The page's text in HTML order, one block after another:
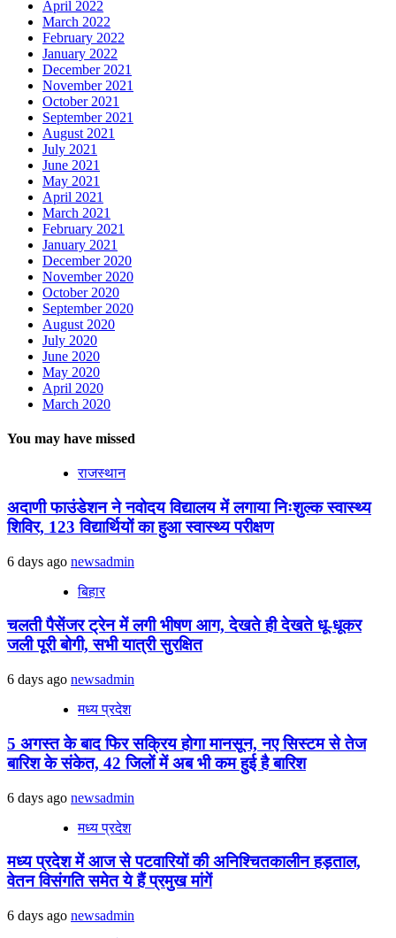
April 2022
March 2022
February 2022
January 2022
December 2021
November 2021
October 2021
September 2021
August 2021
July 2021
June 2021
May 2021
April 2021
March 2021
February 2021
January 2021
December 2020
November 2020
October 2020
September 2020
August 2020
July 2020
June 2020
May 2020
April 2020
March 2020
You may have missed
राजस्थान
अदाणी फाउंडेशन ने नवोदय विद्यालय में लगाया निःशुल्क स्वास्थ्य
शिविर, 123 विद्यार्थियों का हुआ स्वास्थ्य परीक्षण
6 days ago newsadmin
बिहार
चलती पैसेंजर ट्रेन में लगी भीषण आग, देखते ही देखते धू-धूकर
जली पूरी बोगी, सभी यात्री सुरक्षित
6 days ago newsadmin
मध्य प्रदेश
5 अगस्त के बाद फिर सक्रिय होगा मानसून, नए सिस्टम से तेज
बारिश के संकेत, 42 जिलों में अब भी कम हुई है बारिश
6 days ago newsadmin
मध्य प्रदेश
मध्य प्रदेश में आज से पटवारियों की अनिश्चितकालीन हड़ताल,
वेतन विसंगति समेत ये हैं प्रमुख मांगें
6 days ago newsadmin